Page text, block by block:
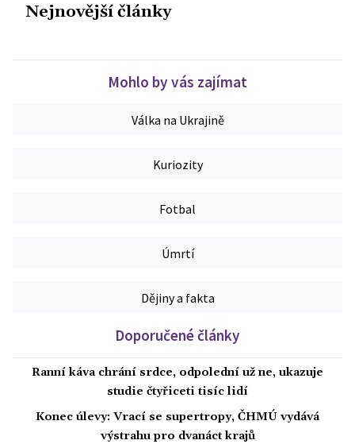
Nejnovější články
Mohlo by vás zajímat
Válka na Ukrajině
Kuriozity
Fotbal
Úmrtí
Dějiny a fakta
Doporučené články
Ranní káva chrání srdce, odpolední už ne, ukazuje
studie čtyřiceti tisíc lidí
Konec úlevy: Vrací se supertropy, ČHMÚ vydává
výstrahu pro dvanáct krajů